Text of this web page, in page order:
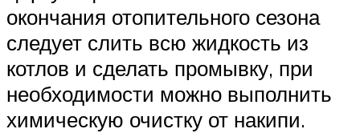
окончания отопительного сезона
следует слить всю жидкость из
котлов и сделать промывку, при
необходимости можно выполнить
химическую очистку от накипи.